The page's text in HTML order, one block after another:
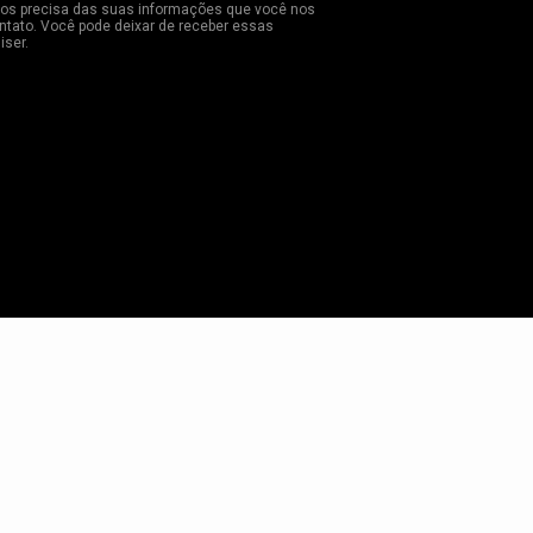
precisa das suas informações que você nos
Você pode deixar de receber essas